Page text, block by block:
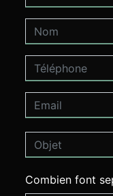
Combien font